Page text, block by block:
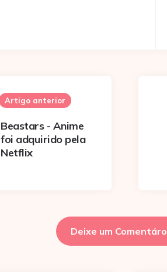
Artigo anterior
Beastars - Anime
foi adquirido pela
Netflix
Deixe um Comentáro